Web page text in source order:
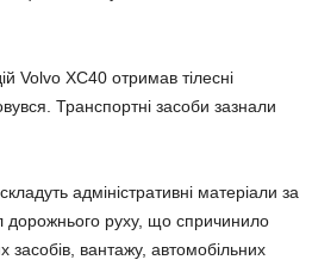
Volvo XC40 отримав тілесні
Транспортні засоби зазнали
адміністративні матеріали за
руху, що спричинило
вантажу, автомобільних